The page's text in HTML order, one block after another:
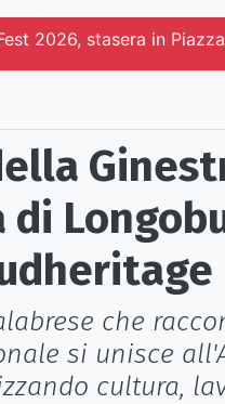
2026, stasera in
che
si unisce
cultura,